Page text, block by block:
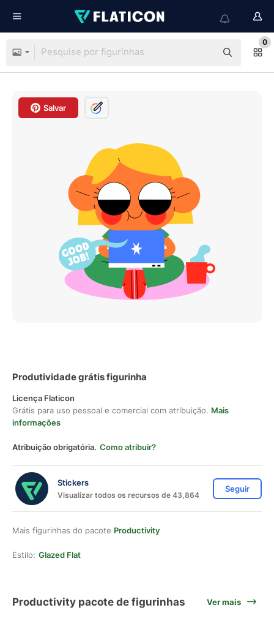
0
Salvar
Produtividade grátis figurinha
Licença Flaticon
Grátis para uso pessoal e comercial com atribuição. Mais
informações
Atribuição obrigatória. Como atribuir?
Stickers
Visualizar todos os recursos de 43,864
Seguir
Mais figurinhas do pacote Productivity
Estilo: Glazed Flat
Productivity pacote de figurinhas Ver mais